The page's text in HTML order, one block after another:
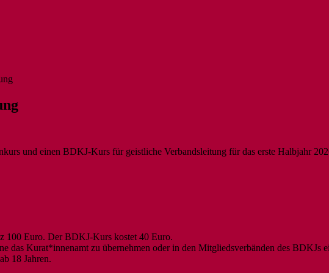
und einen BDKJ-Kurs für geistliche Verbandsleitung für das erste Halbjahr
100 Euro. Der BDKJ-Kurs kostet 40 Euro.
das Kurat*innenamt zu übernehmen oder in den Mitgliedsverbänden des BDKJs
18 Jahren.